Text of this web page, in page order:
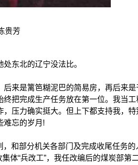
贵芳
东北的辽宁没法比。
来是篱笆糊泥巴的简易房，再后来是
把完成生产任务放在第一位。我当
压力确实挺大。但上下都支持我，特
难忘的岁月!
部分机关各部门及完成收尾任务的
体“兵改工”，我任改编后的煤炭部第